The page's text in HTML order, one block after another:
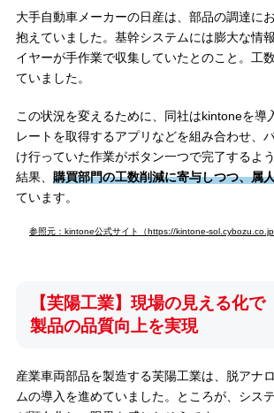
大手自動車メーカーの日産は、部品の調達に
抱えていました。基幹システムには膨大な情
イヤーが手作業で収集していたとのこと。工
ていました。
この状況を変えるために、同社はkintoneを導
レートを取得するアプリなどを組み合わせ、
け行っていた作業がボタン一つで完了するよ
結果、 購買部門の工数削減に寄与しつつ、属
ています。
参照元：kintone公式サイト（https://kintone-
【芙陽工業】現場の見える化で
製品の品質向上を実現
産業車両部品を製造する芙陽工業は、脱アナ
ムの導入を進めていました。ところが、シス